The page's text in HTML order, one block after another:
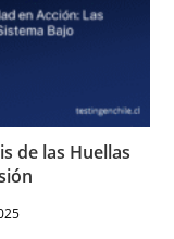
de las Huellas